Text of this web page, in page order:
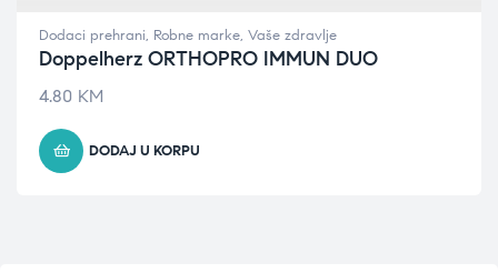
Dodaci prehrani, Robne marke, Vaše zdravlje
Doppelherz ORTHOPRO IMMUN DUO
4.80 KM
DODAJ U KORPU